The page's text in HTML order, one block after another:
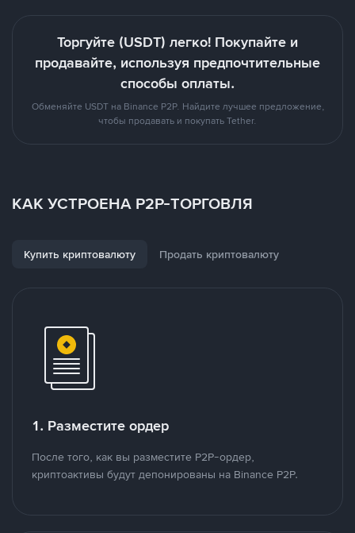
Торгуйте (USDT) легко! Покупайте и
продавайте, используя предпочтительные
способы оплаты.
Обменяйте USDT на Binance P2P. Найдите лучшее предложение,
чтобы продавать и покупать Tether.
КАК УСТРОЕНА P2P-ТОРГОВЛЯ
Купить криптовалюту Продать криптовалюту
1. Разместите ордер
После того, как вы разместите P2P-ордер,
криптоактивы будут депонированы на Binance P2P.